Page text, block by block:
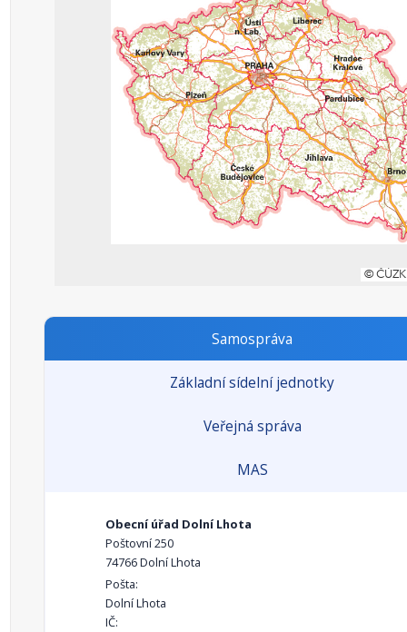
Samospráva
Základní sídelní jednotky
Veřejná správa
MAS
Obecní úřad Dolní Lhota
Poštovní 250
74766 Dolní Lhota
Pošta:
Dolní Lhota
IČ: